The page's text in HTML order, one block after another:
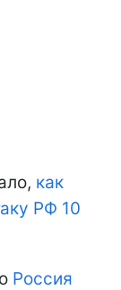
как
РФ 10
Россия